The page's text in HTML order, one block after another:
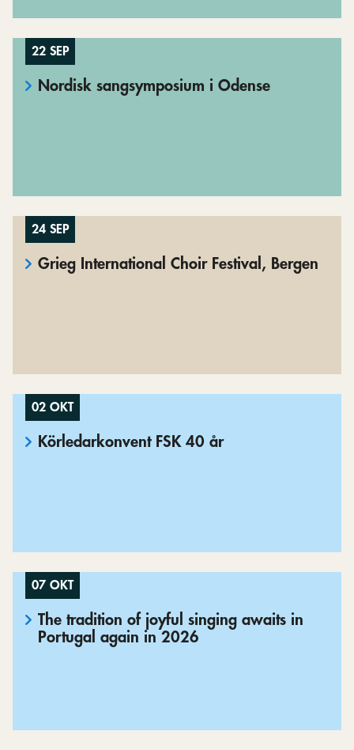
22 SEP
Nordisk sangsymposium i Odense
24 SEP
Grieg International Choir Festival, Bergen
02 OKT
Körledarkonvent FSK 40 år
07 OKT
The tradition of joyful singing awaits in
Portugal again in 2026